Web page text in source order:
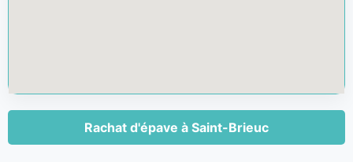
Rachat d'épave à Saint-Brieuc